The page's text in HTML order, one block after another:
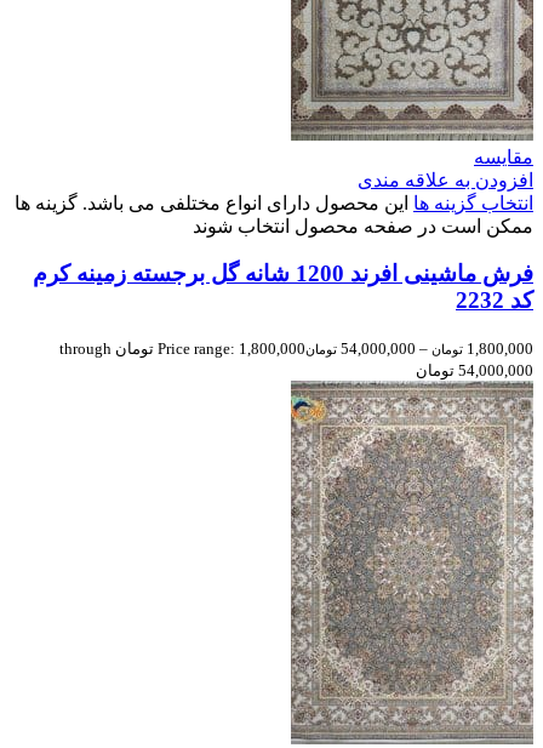
مقایسه
افزودن به علاقه مندی
انتخاب گزینه ها این محصول دارای انواع مختلفی می باشد. گزینه ها
ممکن است در صفحه محصول انتخاب شوند
فرش ماشینی افرند 1200 شانه گل برجسته زمینه کرم
کد 2232
1,800,000 تومان –
54,000,000 تومان
Price range: 1,800,000 تومان through
54,000,000 تومان